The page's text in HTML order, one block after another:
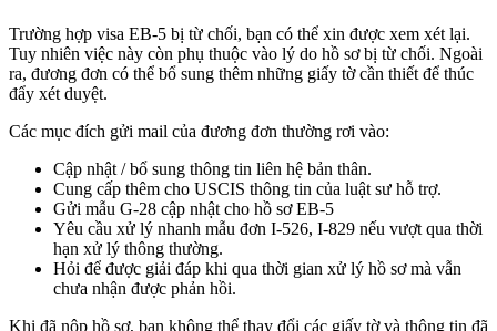
Trường hợp visa EB-5 bị từ chối, bạn có thể xin được xem xét lại.
Tuy nhiên việc này còn phụ thuộc vào lý do hồ sơ bị từ chối. Ngoài
ra, đương đơn có thể bổ sung thêm những giấy tờ cần thiết để thúc
đẩy xét duyệt.
Các mục đích gửi mail của đương đơn thường rơi vào:
Cập nhật / bổ sung thông tin liên hệ bản thân.
Cung cấp thêm cho USCIS thông tin của luật sư hỗ trợ.
Gửi mẫu G-28 cập nhật cho hồ sơ EB-5
Yêu cầu xử lý nhanh mẫu đơn I-526, I-829 nếu vượt qua thời
hạn xử lý thông thường.
Hỏi để được giải đáp khi qua thời gian xử lý hồ sơ mà vẫn
chưa nhận được phản hồi.
Khi đã nộp hồ sơ, bạn không thể thay đổi các giấy tờ và thông tin đã